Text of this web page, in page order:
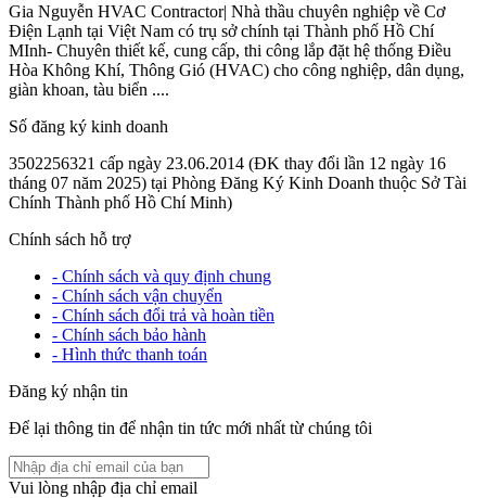
Gia Nguyễn HVAC Contractor| Nhà thầu chuyên nghiệp về Cơ
Điện Lạnh tại Việt Nam có trụ sở chính tại Thành phố Hồ Chí
MInh- Chuyên thiết kế, cung cấp, thi công lắp đặt hệ thống Điều
Hòa Không Khí, Thông Gió (HVAC) cho công nghiệp, dân dụng,
giàn khoan, tàu biển ....
Số đăng ký kinh doanh
3502256321 cấp ngày 23.06.2014 (ĐK thay đổi lần 12 ngày 16
tháng 07 năm 2025) tại Phòng Đăng Ký Kinh Doanh thuộc Sở Tài
Chính Thành phố Hồ Chí Minh)
Chính sách hỗ trợ
- Chính sách và quy định chung
- Chính sách vận chuyển
- Chính sách đổi trả và hoàn tiền
- Chính sách bảo hành
- Hình thức thanh toán
Đăng ký nhận tin
Để lại thông tin để nhận tin tức mới nhất từ chúng tôi
Vui lòng nhập địa chỉ email